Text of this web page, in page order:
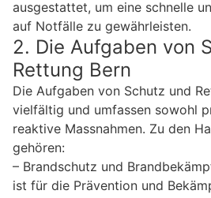
ausgestattet, um eine schnelle
auf Notfälle zu gewährleisten.
2. Die Aufgaben von
Rettung Bern
Die Aufgaben von Schutz und
vielfältig und umfassen sowohl
reaktive Massnahmen. Zu den
gehören:
– Brandschutz und
ist für die Prävention und